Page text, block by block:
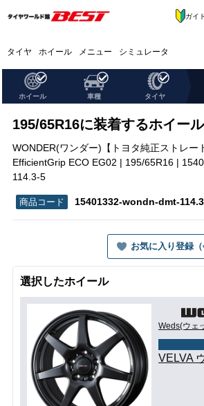
タイヤ ホイール メニュー シミュレータ
ガイ
ホイール 車種 タイヤ
195/65R16に装着するホイー
WONDER(ワンダー)【トヨタ純正ストレー
EfficientGrip ECO EG02 | 195/65R16 |
114.3-5
15401332-wondn-dmt-
お気に入り登録（
選択したホイール
Weds(ウェ
VELVA